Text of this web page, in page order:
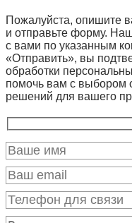
Пожалуйста, опишите
и отправьте форму.
с вами по указанным
«Отправить», вы
обработки
помочь вам с выбором
решений для вашего